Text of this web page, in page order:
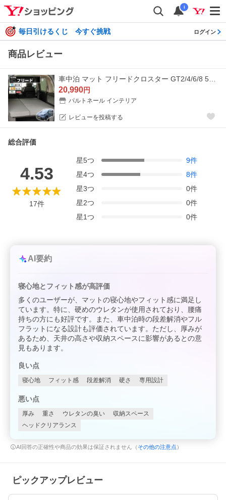
i
毎日引けるくじ 今すぐ挑戦 ログイン
商品レビュー
20,990円
パルトネール インテリア
レビューを投稿する
総合評価
4.53
17件
星5つ 9件
星4つ 8件
星3つ 0件
星2つ 0件
星1つ 0件
AI要約
寝心地とフィット感が高評価
多くのユーザーが、マットの寝心地やフィット感に満足し
ています。特に、硬めのウレタンが使用されており、腰痛
持ちの方にも好評です。また、車中泊時の段差解消やフル
フラットになる設計も評価されています。ただし、厚みが
あるため、天井の高さや収納スペースに影響があるとの意
見もあります。
良い点
寝心地 フィット感 段差解消 硬さ 専用設計
悪い点
厚み 重さ ウレタンの臭い
収納スペース
ヘッドクリアランス
AI回答の正確性や商品の効果は保証されません（ その他の注意点 ）
ピックアップレビュー